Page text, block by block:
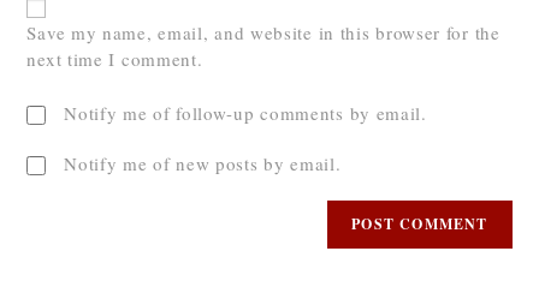
Save my name, email, and website in this browser for the
next time I comment.
Notify me of follow-up comments by email.
Notify me of new posts by email.